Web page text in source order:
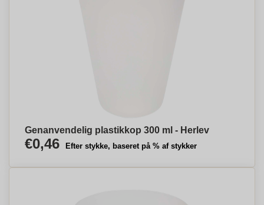
Genanvendelig plastikkop 300 ml - Herlev
€0,46 Efter stykke, baseret på % af stykker